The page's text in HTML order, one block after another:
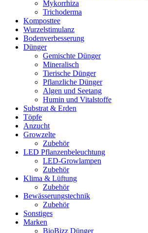
Mykorrhiza
Trichoderma
Komposttee
Wurzelstimulanz
Bodenverbesserung
Dünger
Gemischte Dünger
Mineralisch
Tierische Dünger
Pflanzliche Dünger
Algen und Seetang
Humin und Vitalstoffe
Substrat & Erden
Töpfe
Anzucht
Growzelte
Zubehör
LED Pflanzenbeleuchtung
LED-Growlampen
Zubehör
Klima & Lüftung
Zubehör
Bewässerungstechnik
Zubehör
Sonstiges
Marken
BioBizz Dünger